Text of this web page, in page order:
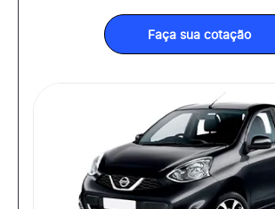
Faça sua cotação